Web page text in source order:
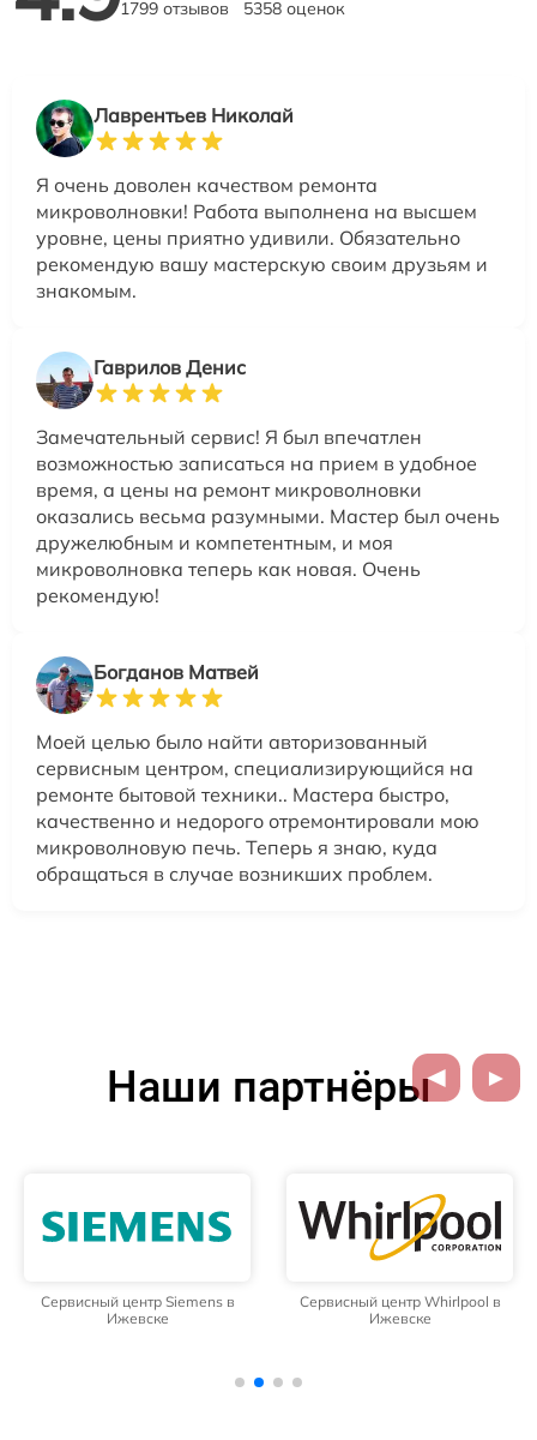
1799 отзывов 5358 оценок
Лаврентьев Николай
Я очень доволен качеством ремонта
микроволновки! Работа выполнена на высшем
уровне, цены приятно удивили. Обязательно
рекомендую вашу мастерскую своим друзьям и
знакомым.
Гаврилов Денис
Замечательный сервис! Я был впечатлен
возможностью записаться на прием в удобное
время, а цены на ремонт микроволновки
оказались весьма разумными. Мастер был очень
дружелюбным и компетентным, и моя
микроволновка теперь как новая. Очень
рекомендую!
Богданов Матвей
Моей целью было найти авторизованный
сервисным центром, специализирующийся на
ремонте бытовой техники.. Мастера быстро,
качественно и недорого отремонтировали мою
микроволновую печь. Теперь я знаю, куда
обращаться в случае возникших проблем.
Наши партнёры
Сервисный центр Siemens в
Ижевске
Сервисный центр Whirlpool в
Ижевске